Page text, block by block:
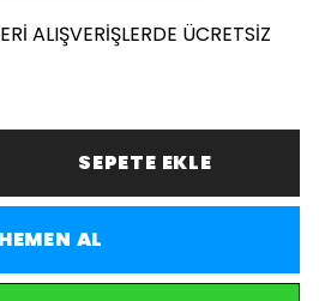
ALIŞVERİŞLERDE ÜCRETSİZ
SEPETE EKLE
HEMEN AL